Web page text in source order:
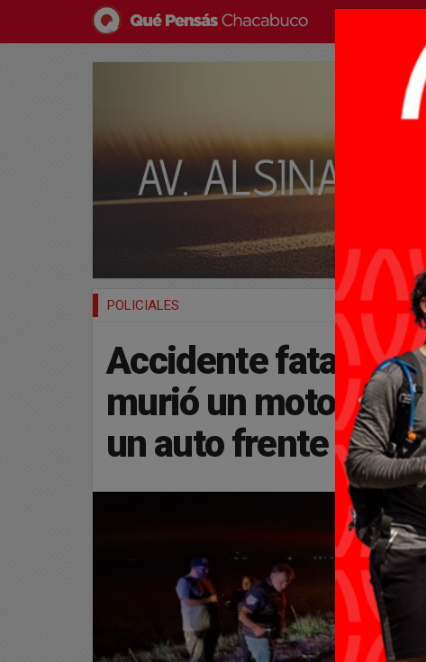
POLICIALES
Accidente fatal en
murió un
un auto frente al